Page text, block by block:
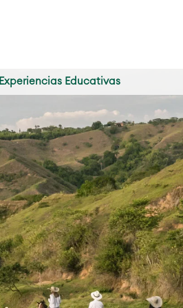
Experiencias Educativas